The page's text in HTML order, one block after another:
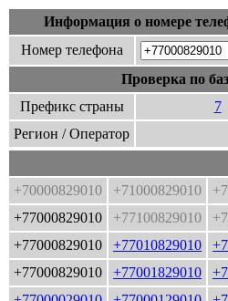
Информация о номере
Номер телефона
Проверка по
Префикс страны
7
Регион / Оператор
+70000829010
+71000829010
+77000829010
+77100829010
+77000829010
+77010829010
+77000829010
+77001829010